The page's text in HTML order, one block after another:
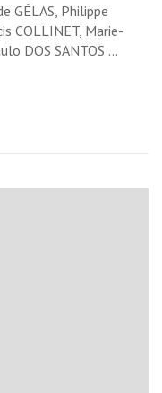
GÉLAS, Philippe
COLLINET, Marie-
DOS SANTOS …